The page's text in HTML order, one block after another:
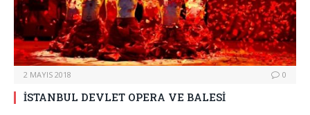
2 MAYIS 2018 0
İSTANBUL DEVLET OPERA VE BALESİ